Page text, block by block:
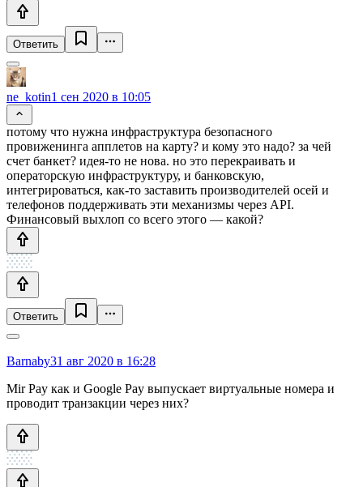
Ответить
ne_kotin1 сен 2020 в 10:05
потому что нужна инфраструктура безопасного
провиженинга апплетов на карту? и кому это надо? за чей
счет банкет? идея-то не нова. но это перекраивать и
операторскую инфраструктуру, и банковскую,
интегрироваться, как-то заставить производителей осей и
телефонов поддерживать эти механизмы через API.
Финансовый выхлоп со всего этого — какой?
Ответить
Barnaby31 авг 2020 в 16:28
Mir Pay как и Google Pay выпускает виртуальные номера и
проводит транзакции через них?